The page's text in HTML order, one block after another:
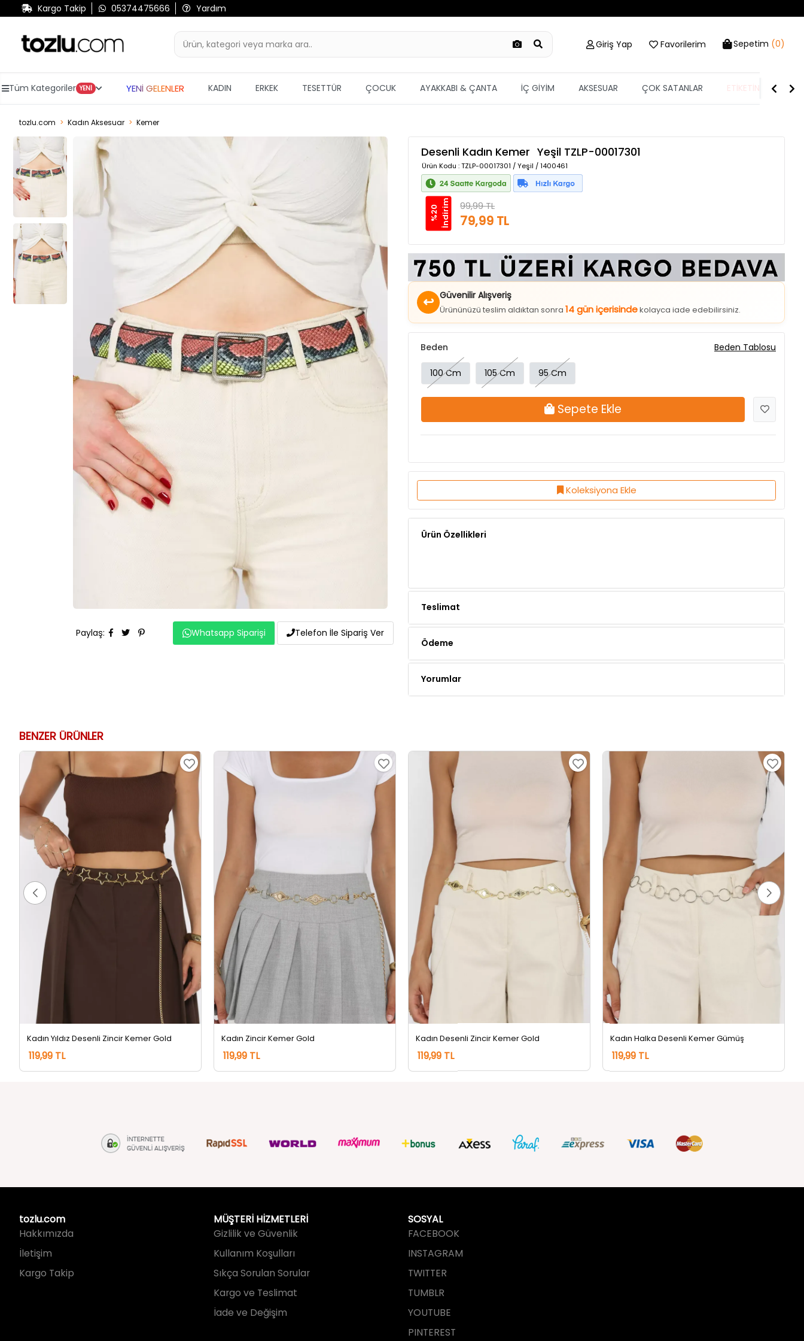
Kargo Takip 05374475666 Yardım
Giriş Yap Favorilerim Sepetim (0)
Tüm Kategoriler YENİ YENİ GELENLER KADIN ERKEK TESETTÜR ÇOCUK AYAKKABI & ÇANTA İÇ GİYİM AKSESUAR ÇOK SATANLAR ETİKETİN YARISI
tozlu.com Kadın Aksesuar Kemer
Paylaş: Whatsapp Siparişi Telefon İle Sipariş Ver
Desenli Kadın Kemer Yeşil TZLP-00017301
Ürün Kodu : TZLP-00017301 / Yeşil / 1400461
%
2
0
İ
n
d
i
r
i m 99,99 TL
79,99 TL
↩ Güvenilir Alışveriş
Ürününüzü teslim aldıktan sonra14 gün içerisindekolayca iade edebilirsiniz.
100 Cm
Sepete Ekle
Koleksiyona Ekle
Ürün Özellikleri
Kadın Yıldız Desenli Zincir Kemer Gold
119,99 TL
Kadın Zincir Kemer Gold
119,99 TL
Kadın Desenli Zincir Kemer Gold
119,99 TL
Kadın Halka Desenli Kemer Gümüş
119,99 TL
tozlu.com
İletişim
Kargo Takip
MÜŞTERİ HİZMETLERİ
Kullanım Koşulları
SOSYAL
INSTAGRAM